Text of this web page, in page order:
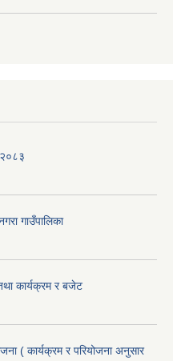
२०८३
गाउँपालिका
कार्यक्रम र बजेट
( कार्यक्रम र परियोजना अनुसार